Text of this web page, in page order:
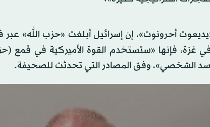
أحرونوت»، إن إسرائيل أبلغت «حزب الله» عبر
غزة، فإنها «ستستخدم القوة الأميركية في قمع
الشخصي»، وفق المصادر التي تحدثت للصحيفة.